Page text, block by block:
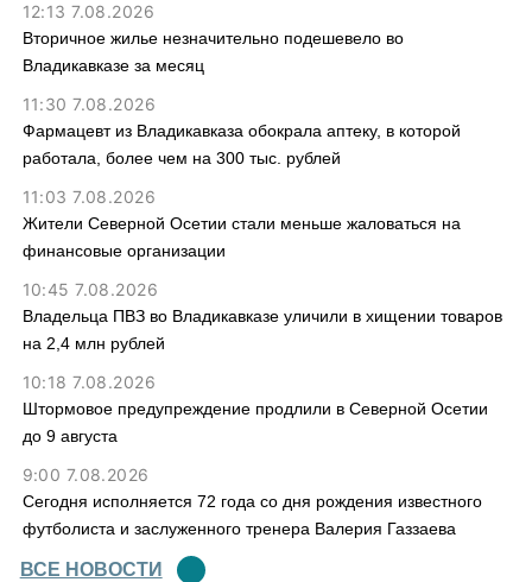
12:13 7.08.2026
Вторичное жилье незначительно подешевело во
Владикавказе за месяц
11:30 7.08.2026
Фармацевт из Владикавказа обокрала аптеку, в которой
работала, более чем на 300 тыс. рублей
11:03 7.08.2026
Жители Северной Осетии стали меньше жаловаться на
финансовые организации
10:45 7.08.2026
Владельца ПВЗ во Владикавказе уличили в хищении товаров
на 2,4 млн рублей
10:18 7.08.2026
Штормовое предупреждение продлили в Северной Осетии
до 9 августа
9:00 7.08.2026
Сегодня исполняется 72 года со дня рождения известного
футболиста и заслуженного тренера Валерия Газзаева
ВСЕ НОВОСТИ